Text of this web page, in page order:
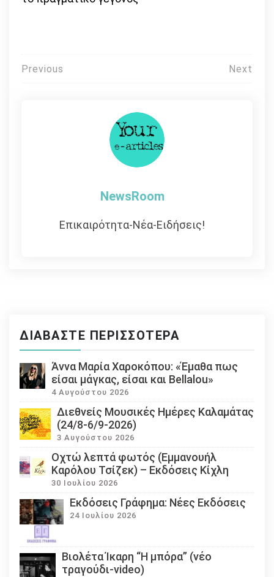
Πλοήγηση
Previous Next
NewsRoom
Επικαιρότητα-Νέα-Ειδήσεις!
ΔΙΑΒΆΣΤΕ ΠΕΡΙΣΣΌΤΕΡΑ
Άννα Μαρία Χαροκόπου: «Έμαθα πως
είσαι μάγκας, είσαι και Bellalou»
4 Αυγούστου 2026
Διεθνείς Μουσικές Ημέρες Καλαμάτας
(24/8-6/9-2026)
3 Αυγούστου 2026
Οχτώ λεπτά φωτός (Εμμανουήλ
Καρόλου Τσίζεκ) – Εκδόσεις Κίχλη
30 Ιουλίου 2026
Εκδόσεις Γράφημα: Νέες Εκδόσεις
24 Ιουλίου 2026
Βιολέτα Ίκαρη “Η μπόρα” (νέο
τραγούδι-video)